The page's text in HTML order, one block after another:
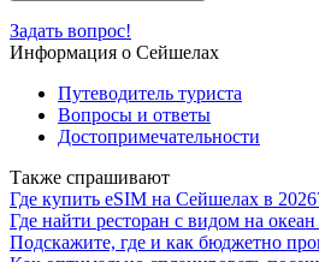
Задать вопрос!
Информация о Сейшелах
Путеводитель туриста
Вопросы и ответы
Достопримечательности
Также спрашивают
Где купить eSIM на Сейшелах в
Где найти ресторан с видом на
Подскажите, где и как бюджетно